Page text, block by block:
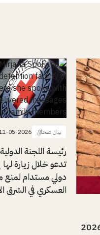
بيان صحافي 05-2026
رئيسة اللجنة
تدعو خلال زيارة لها
دولي مستدام لمنع
العسكري في الشرق